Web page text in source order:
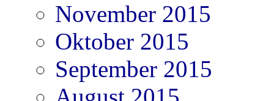
November 2015
Oktober 2015
September 2015